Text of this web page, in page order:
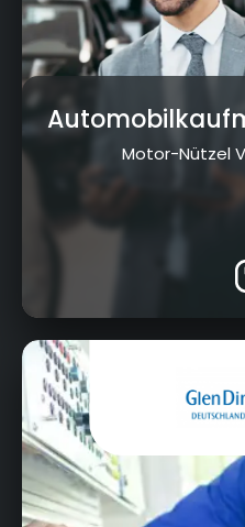
Motor-Nützel
Am Goldenen Feld 18,